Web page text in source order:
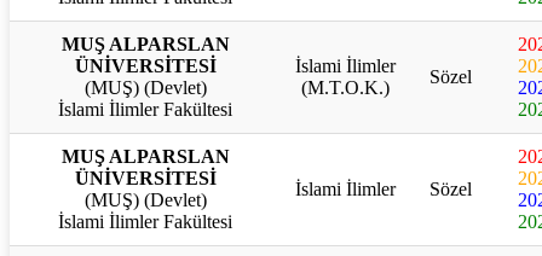
MUŞ ALPARSLAN
ÜNİVERSİTESİ
(MUŞ) (Devlet)
İslami İlimler Fakültesi
İslami İlimler
(M.T.O.K.)
Sözel
MUŞ ALPARSLAN
ÜNİVERSİTESİ
(MUŞ) (Devlet)
İslami İlimler Fakültesi
İslami İlimler Sözel